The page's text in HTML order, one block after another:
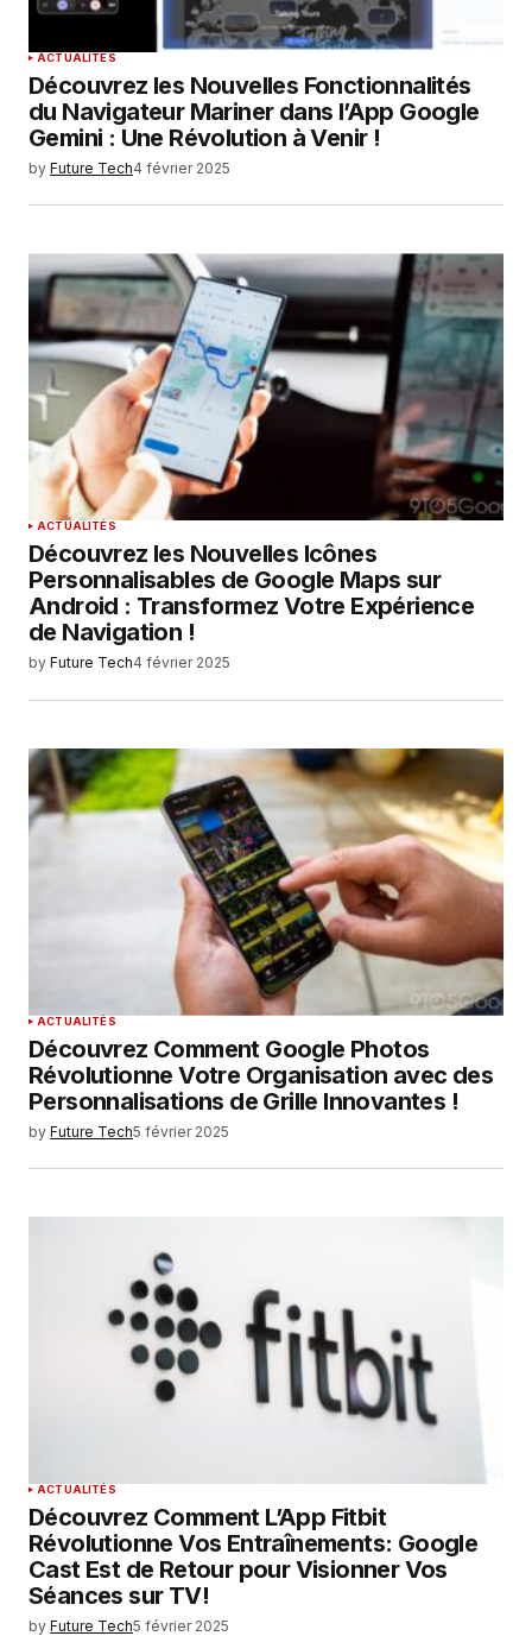
ACTUALITÉS
Découvrez les Nouvelles Fonctionnalités
du Navigateur Mariner dans l’App Google
Gemini : Une Révolution à Venir !
by Future Tech4 février 2025
ACTUALITÉS
Découvrez les Nouvelles Icônes
Personnalisables de Google Maps sur
Android : Transformez Votre Expérience
de Navigation !
by Future Tech4 février 2025
ACTUALITÉS
Découvrez Comment Google Photos
Révolutionne Votre Organisation avec des
Personnalisations de Grille Innovantes !
by Future Tech5 février 2025
ACTUALITÉS
Découvrez Comment L’App Fitbit
Révolutionne Vos Entraînements: Google
Cast Est de Retour pour Visionner Vos
Séances sur TV!
by Future Tech5 février 2025